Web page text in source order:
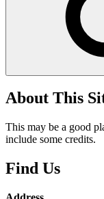
About This
This may be a good
include some credits.
Find Us